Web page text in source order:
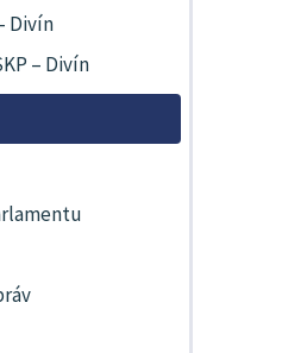
Divín
– Divín